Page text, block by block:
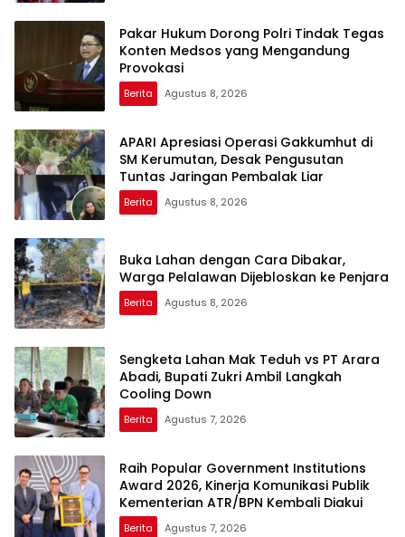
Pakar Hukum Dorong Polri Tindak Tegas
Konten Medsos yang Mengandung
Provokasi
Berita Agustus 8, 2026
APARI Apresiasi Operasi Gakkumhut di
SM Kerumutan, Desak Pengusutan
Tuntas Jaringan Pembalak Liar
Berita Agustus 8, 2026
Buka Lahan dengan Cara Dibakar,
Warga Pelalawan Dijebloskan ke Penjara
Berita Agustus 8, 2026
Sengketa Lahan Mak Teduh vs PT Arara
Abadi, Bupati Zukri Ambil Langkah
Cooling Down
Berita Agustus 7, 2026
Raih Popular Government Institutions
Award 2026, Kinerja Komunikasi Publik
Kementerian ATR/BPN Kembali Diakui
Berita Agustus 7, 2026